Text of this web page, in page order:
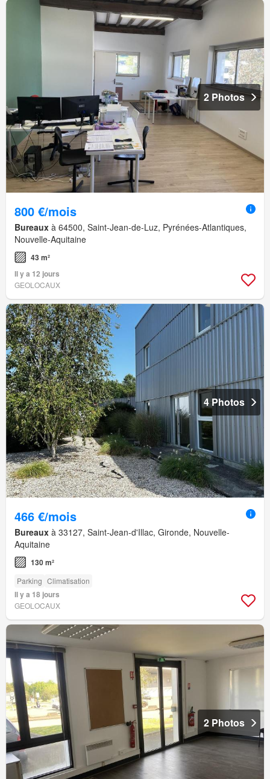
2 Photos
800 €/mois
Bureaux à 64500, Saint-Jean-de-Luz, Pyrénées-Atlantiques,
Nouvelle-Aquitaine
43 m²
Il y a 12 jours
GEOLOCAUX
4 Photos
466 €/mois
Bureaux à 33127, Saint-Jean-d'Illac, Gironde, Nouvelle-
Aquitaine
130 m²
Parking Climatisation
Il y a 18 jours
GEOLOCAUX
2 Photos